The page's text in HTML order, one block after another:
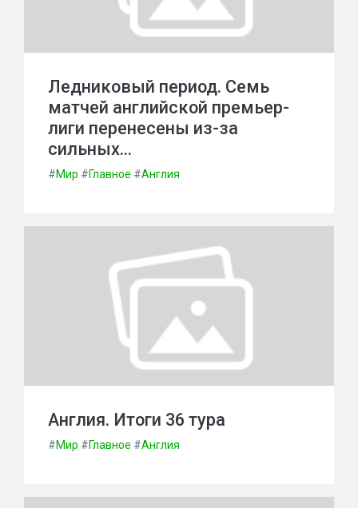
Ледниковый период. Семь
матчей английской премьер-
лиги перенесены из-за
сильных…
#Мир #Главное #Англия
Англия. Итоги 36 тура
#Мир #Главное #Англия